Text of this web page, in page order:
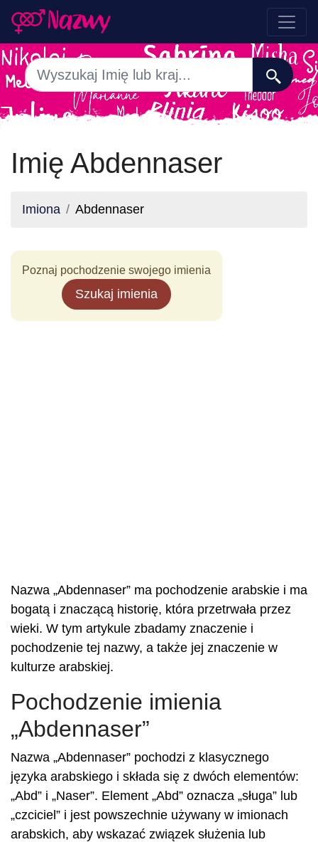
Imię Abdennaser
Imiona Abdennaser
Poznaj pochodzenie swojego imienia
Szukaj imienia
Nazwa „Abdennaser” ma pochodzenie arabskie i ma
bogatą i znaczącą historię, która przetrwała przez
wieki. W tym artykule zbadamy znaczenie i
pochodzenie tej nazwy, a także jej znaczenie w
kulturze arabskiej.
Pochodzenie imienia
„Abdennaser”
Nazwa „Abdennaser” pochodzi z klasycznego
języka arabskiego i składa się z dwóch elementów:
„Abd” i „Naser”. Element „Abd” oznacza „sługa” lub
„czciciel” i jest powszechnie używany w imionach
arabskich, aby wskazać związek służenia lub